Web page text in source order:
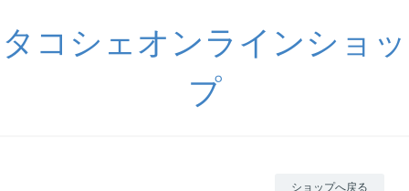
タコシェオンラインショッ
プ
ショップへ戻る